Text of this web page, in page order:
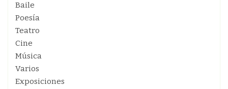
Baile
Poesía
Teatro
Cine
Música
Varios
Exposiciones